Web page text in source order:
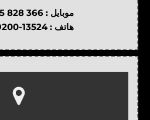
موبايل : 828 366
هاتف : 13524